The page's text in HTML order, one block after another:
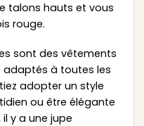
talons hauts et vous
rouge.
sont des vêtements
adaptés à toutes les
adopter un style
ou être élégante
y a une jupe